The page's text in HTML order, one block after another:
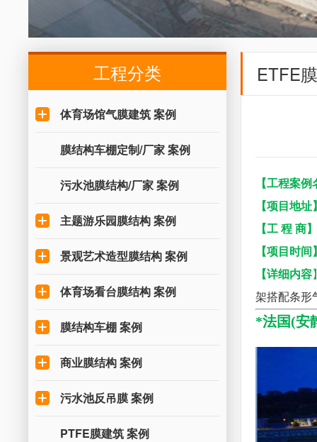
工程分类
体育场馆气膜建筑 案例
膜结构车棚定制/厂家 案例
污水池膜结构/厂家 案例
主题游乐园膜结构 案例
景观艺术造型膜结构 案例
体育场看台膜结构 案例
膜结构车棚 案例
商业膜结构 案例
污水池反吊膜 案例
PTFE膜建筑 案例
ETFE
【工程案
【项目地
【工 程 商
【项目时
【详细内容
架搭配条形
*法国(安